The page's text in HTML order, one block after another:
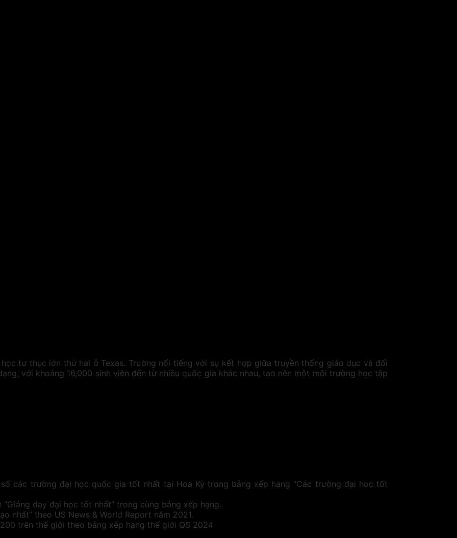
tư thục lớn thứ hai ở Texas. Trường nổi tiếng với sự kết hợp giữa truyền thống giáo dục và đổi
với khoảng 16,000 sinh viên đến từ nhiều quốc gia khác nhau, tạo nên một môi trường học tập
các trường đại học quốc gia tốt nhất tại Hoa Kỳ trong bảng xếp hạng “Các trường đại học tốt
dạy đại học tốt nhất” trong cùng bảng xếp hạng.
nhất” theo US News & World Report năm 2021.
trên thế giới theo bảng xếp hạng thế giới QS 2024